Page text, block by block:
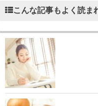
こんな記事もよく読ま